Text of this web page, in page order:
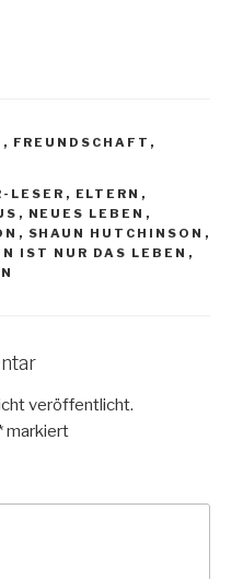
, FREUNDSCHAFT ,
LESER , ELTERN ,
, NEUES LEBEN ,
, SHAUN HUTCHINSON ,
IST NUR DAS LEBEN ,
veröffentlicht.
markiert